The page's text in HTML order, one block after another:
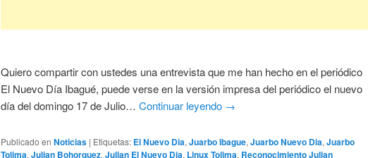
Quiero compartir con ustedes una entrevista que me han hecho en el periódico
El Nuevo Día Ibagué, puede verse en la versión impresa del periódico el nuevo
día del domingo 17 de Julio…Continuar leyendo →
Publicado en Noticias | Etiquetas: El Nuevo Dia,Juarbo Ibague,Juarbo Nuevo Dia,Juarbo
Tolima,Julian Bohorquez,Julian El Nuevo Dia, Linux Tolima, Reconocimiento Julian